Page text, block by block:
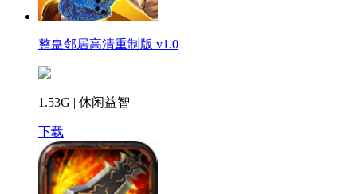
整蛊邻居高清重制版 v1.0
1.53G | 休闲益智
下载